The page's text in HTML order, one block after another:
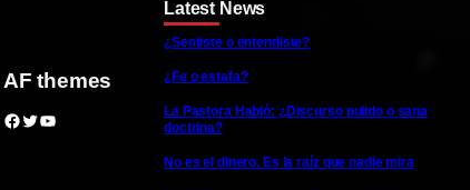
AF themes
Facebook Twitter YouTube
Latest News
¿Sentiste o entendiste?
¿Fe o estafa?
La Pastora Habló: ¿Discurso pulido o sana
doctrina?
No es el dinero. Es la raíz que nadie mira